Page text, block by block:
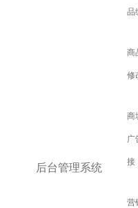
后台管理系统
品
商
修
商
广
接
营